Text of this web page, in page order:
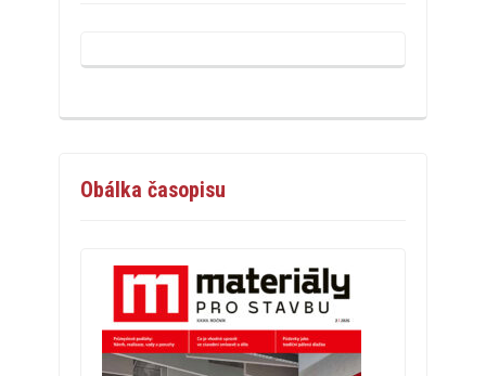
Obálka časopisu